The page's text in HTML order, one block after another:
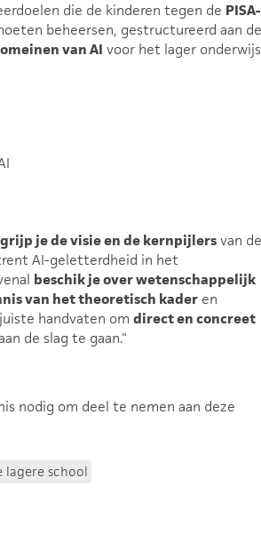
die de kinderen tegen de PISA-
beheersen, gestructureerd aan de
van AI voor het lager
je de visie en de kernpijlersvan de
AI-geletterdheid in het
beschik je over wetenschappelijk
van het theoretisch kader en
handvaten om direct en concreet
de slag te gaan."
nodig om deel te nemen aan deze
lagere school